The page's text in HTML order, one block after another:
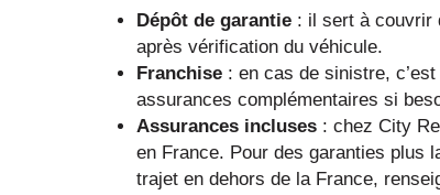
Dépôt de garantie : il sert à couvrir
après vérification du véhicule.
Franchise : en cas de sinistre,
assurances complémentaires si
Assurances incluses : chez City
en France. Pour des garanties plus
trajet en dehors de la France,